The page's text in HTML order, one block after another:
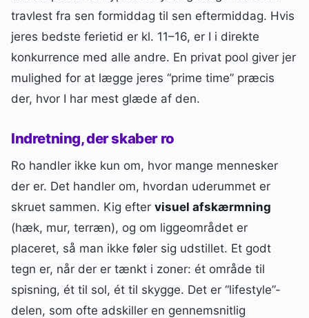
travlest fra sen formiddag til sen eftermiddag. Hvis
jeres bedste ferietid er kl. 11–16, er I i direkte
konkurrence med alle andre. En privat pool giver jer
mulighed for at lægge jeres “prime time” præcis
der, hvor I har mest glæde af den.
Indretning, der skaber ro
Ro handler ikke kun om, hvor mange mennesker
der er. Det handler om, hvordan uderummet er
skruet sammen. Kig efter visuel afskærmning
(hæk, mur, terræn), og om liggeområdet er
placeret, så man ikke føler sig udstillet. Et godt
tegn er, når der er tænkt i zoner: ét område til
spisning, ét til sol, ét til skygge. Det er “lifestyle”-
delen, som ofte adskiller en gennemsnitlig